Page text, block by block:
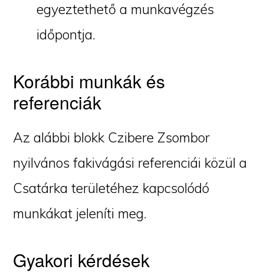
egyeztethető a munkavégzés
időpontja.
Korábbi munkák és
referenciák
Az alábbi blokk Czibere Zsombor
nyilvános fakivágási referenciái közül a
Csatárka területéhez kapcsolódó
munkákat jeleníti meg.
Gyakori kérdések